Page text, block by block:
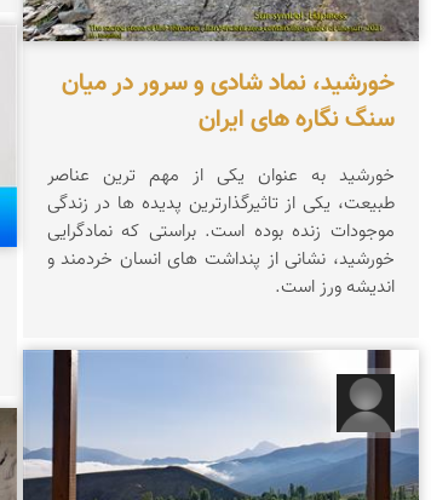
خورشید، نماد شادی و سرور در میان
سنگ نگاره های ایران
خورشید به عنوان یکی از مهم ترین عناصر
طبیعت، یکی از تاثیرگذارترین پدیده ها در زندگی
موجودات زنده بوده است. براستی که نمادگرایی
خورشید، نشانی از پنداشت های انسان خردمند و
اندیشه ورز است.